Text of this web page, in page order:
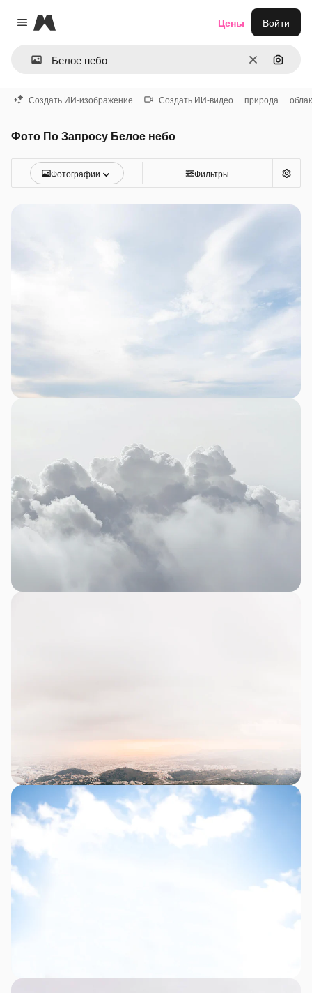
Close menu
Magnific
ОчиститьПоиск
Цены Войти
Создать ИИ-изображение Создать ИИ-видео природа
Фото По Запросу Белое небо
Фотографии Фильтры